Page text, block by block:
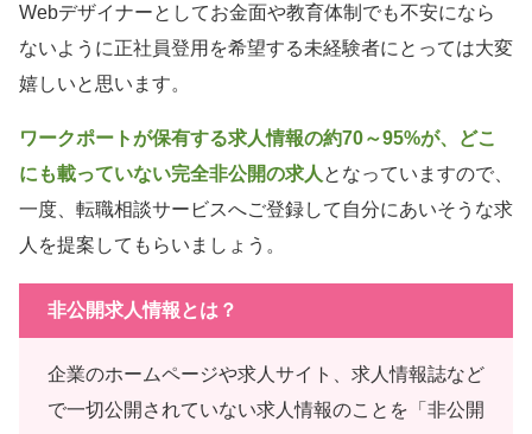
Webデザイナーとしてお金面や教育体制でも不安になら
ないように正社員登用を希望する未経験者にとっては大変
嬉しいと思います。
ワークポートが保有する求人情報の約70～95%が、どこ
にも載っていない完全非公開の求人 となっていますので、
一度、転職相談サービスへご登録して自分にあいそうな求
人を提案してもらいましょう。
非公開求人情報とは？
企業のホームページや求人サイト、求人情報誌など
で一切公開されていない求人情報のことを「非公開